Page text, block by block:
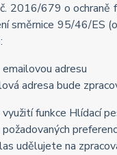
2016/679 o ochraně
směrnice 95/46/ES
emailovou adresu
adresa bude
využití funkce Hlídací
požadovaných
udělujete na